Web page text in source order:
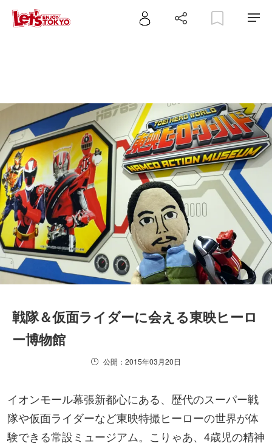
戦隊＆仮面ライダーに会える東映ヒーロ
ー博物館
公開：2015年03月20日
イオンモール幕張新都心にある、歴代のスーパー戦
隊や仮面ライダーなど東映特撮ヒーローの世界が体
験できる常設ミュージアム。こりゃあ、4歳児の精神